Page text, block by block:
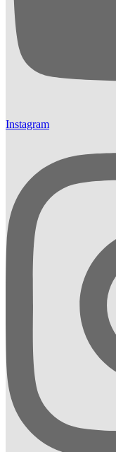
Instagram